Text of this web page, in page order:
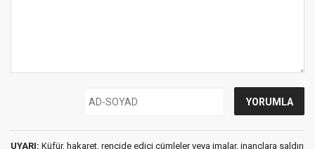
UYARI: Küfür, hakaret, rencide edici cümleler veya imalar, inançlara saldırı